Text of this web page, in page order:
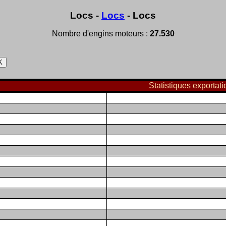
Locs - Locs - Locs
Nombre d'engins moteurs : 27.530
Statistiques